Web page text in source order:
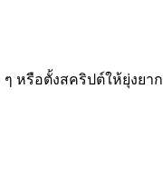
หรือตั้งสคริปต์ให้ยุ่งยาก